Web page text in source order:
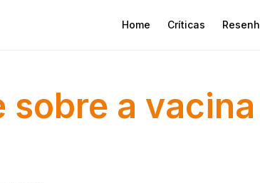
Home Críticas
sobre a vacina